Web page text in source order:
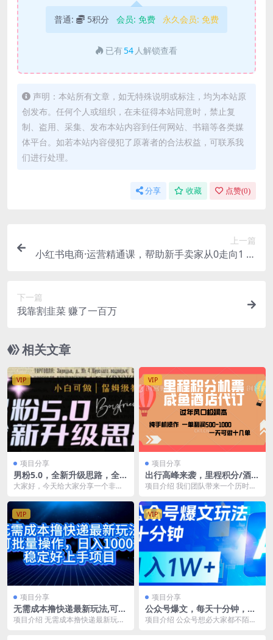
普通: 5积分 会员: 免费 永久会员: 免费
已有 54 人解锁查看
声明：本站所有文章，如无特殊说明或标注，均为本站原
创发布。任何个人或组织，在未征得本站同意时，禁止复
制、盗用、采集、发布本站内容到任何网站、书籍等各类媒
体平台。如若本站内容侵犯了原著者的合法权益，可联系我
们进行处理。
分享 收藏 点赞(0)
上一篇
小红书电商·运营精通课，帮助新手卖家从0走向1 告
下一篇
我靠割韭菜 赚了一百万
相关文章
VIP
项目分享
男粉5.0，全新升级思路，全自
动挂机玩法，一天收入1500
大家好，今天给大家分享一个非常
玩法，非常简单...
VIP
项目分享
出行高峰来袭，里程积分/酒店
代订，高爆发期，一单300+—
项目介绍 我们团队带来一个历时四
利用里程积分兑换机...
VIP
项目分享
无需成本撸快递最新玩法,可批
量操作，日入1000+，稳定好
项目介绍 无需成本撸快递最新玩法,
VIP
项目分享
公众号爆文，每天十分钟，轻
松月入1w+
项目介绍 公众号想必大家都不陌生